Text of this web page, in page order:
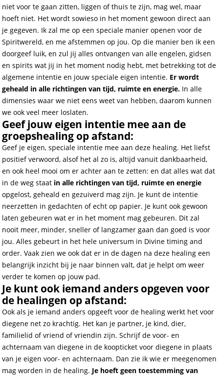
niet voor te gaan zitten, liggen of thuis te zijn, mag wel, maar
hoeft niet. Het wordt sowieso in het moment gewoon direct aan
je gegeven. Ik zal me op een speciale manier openen voor de
Spiritwereld, en me afstemmen op jou. Op die manier ben ik een
doorgeef luik, en zul jij alles ontvangen van alle engelen, gidsen
en spirits wat jij in het moment nodig hebt, met betrekking tot de
algemene intentie en jouw speciale eigen intentie. Er wordt
geheald in alle richtingen van tijd, ruimte en energie. In alle
dimensies waar we niet eens weet van hebben, daarom kunnen
we ook veel meer loslaten.
Geef jouw eigen intentie mee aan de
groepshealing op afstand:
Geef je eigen, speciale intentie mee aan deze healing. Het liefst
positief verwoord, alsof het al zo is, altijd vanuit dankbaarheid,
en ook heel mooi om er achter aan te zetten: en dat alles wat dat
in de weg staat in alle richtingen van tijd, ruimte en energie
opgelost, geheald en gezuiverd mag zijn. Je kunt de intentie
neerzetten in gedachten of echt op papier. Je kunt ook gewoon
laten gebeuren wat er in het moment mag gebeuren. Dit zal
nooit meer, minder, sneller of langzamer gaan dan goed is voor
jou. Alles gebeurt in het hele universum in Divine timing and
order. Vaak zien we ook dat er in de dagen na deze healing een
belangrijk inzicht bij je naar binnen valt, dat je helpt om weer
verder te komen op jouw pad.
Je kunt ook iemand anders opgeven voor
de healingen op afstand:
Ook als je iemand anders opgeeft voor de healing werkt het voor
diegene net zo krachtig. Het kan je partner, je kind, dier,
familielid of vriend of vriendin zijn. Schrijf de voor- en
achternaam van diegene in de koopticket voor diegene in plaats
van je eigen voor- en achternaam. Dan zie ik wie er meegenomen
mag worden in de healing. Je hoeft geen toestemming van